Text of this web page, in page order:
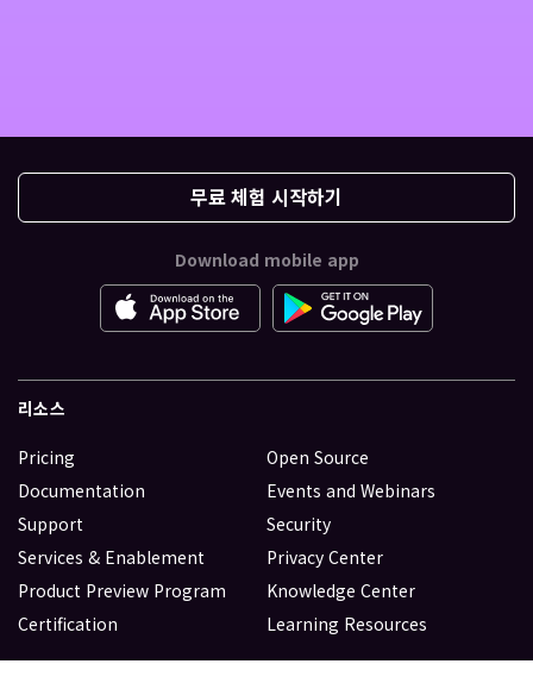
무료 체험 시작하기
Download mobile app
리소스
Pricing
Documentation
Support
Services & Enablement
Product Preview Program
Certification
Open Source
Events and Webinars
Security
Privacy Center
Knowledge Center
Learning Resources